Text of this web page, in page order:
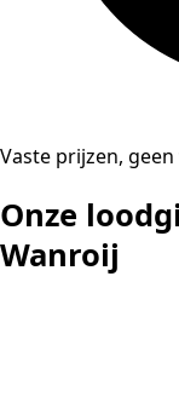
Vaste prijzen,
Onze
Wanroij